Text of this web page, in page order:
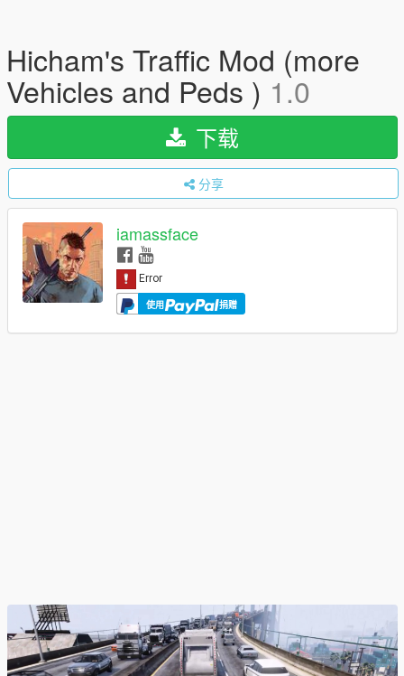
Hicham's Traffic Mod (more
Vehicles and Peds ) 1.0
下载
分享
iamassface
使用 捐赠